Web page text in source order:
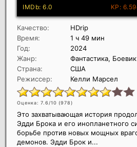
Качество:
HDrip
Время:
1 ч 49 мин
Год:
2024
Жанр:
Фантастика, Боевик
Страна:
США
Режиссер:
Келли Марсел
Оценка: 7.6/10 (978)
Это захватывающая история
Эдди Брока и его инопланетного
борьбе против новых мощных
демонов. Эдди Брок и...